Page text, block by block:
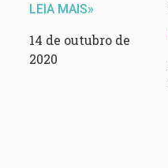
LEIA MAIS»
14 de outubro de
2020